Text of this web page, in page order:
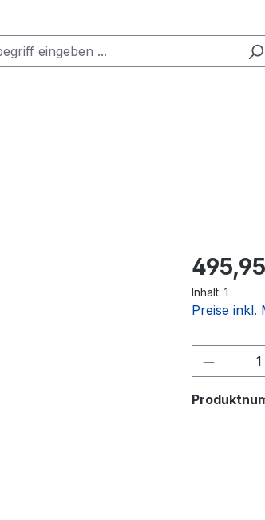
Regulärer
Inhalt: 1
Preise inkl.